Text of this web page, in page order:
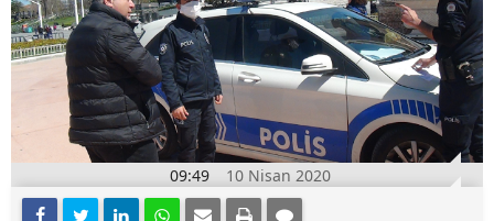
09:49 10 Nisan 2020